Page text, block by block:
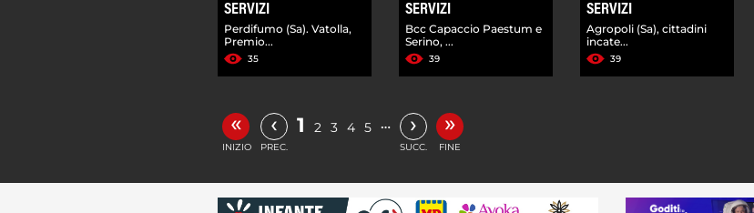
SERVIZI
Perdifumo (Sa). Vatolla,
Premio...
35
SERVIZI
Bcc Capaccio Paestum e
Serino, ...
39
SERVIZI
Agropoli (Sa), cittadini
incate...
39
«
INIZIO
‹
PREC.
1 2 3 4 5 … ›
SUCC.
»
FINE